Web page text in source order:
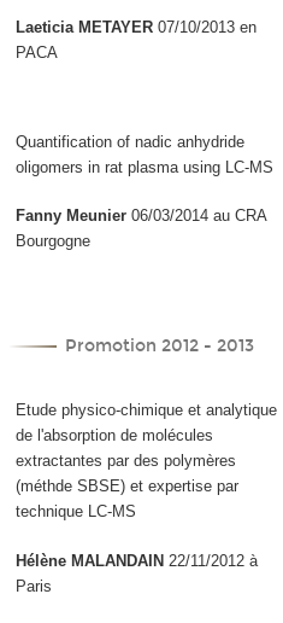
Laeticia METAYER 07/10/2013 en
PACA
Quantification of nadic anhydride
oligomers in rat plasma using LC-MS
Fanny Meunier 06/03/2014 au CRA
Bourgogne
Promotion 2012 - 2013
Etude physico-chimique et analytique
de l'absorption de molécules
extractantes par des polymères
(méthde SBSE) et expertise par
technique LC-MS
Hélène MALANDAIN 22/11/2012 à
Paris